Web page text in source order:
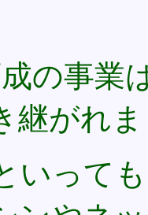
の事業
継がれ
いって